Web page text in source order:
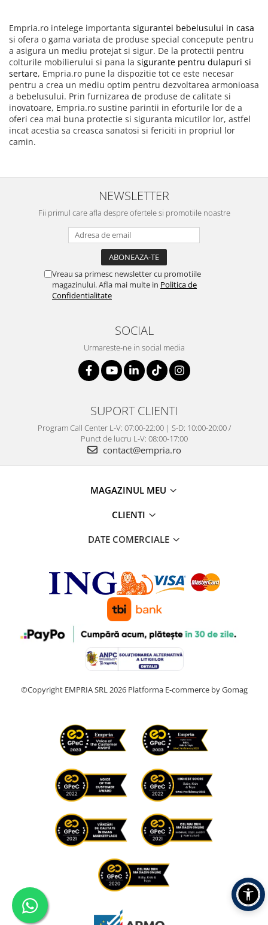
Empria.ro intelege importanta sigurantei bebelusului in casa
si ofera o gama variata de produse special concepute pentru
a asigura un mediu protejat si sigur. De la protectii pentru
colturile mobilierului si pana la sigurante pentru dulapuri si
sertare, Empria.ro pune la dispozitie tot ce este necesar
pentru a crea un mediu optim pentru dezvoltarea armonioasa
a bebelusului. Prin furnizarea de produse de calitate si
inovatoare, Empria.ro sustine parintii in eforturile lor de a
oferi cea mai buna protectie si siguranta micutilor lor, astfel
incat acestia sa creasca sanatosi si fericiti in propriul lor
camin.
NEWSLETTER
Fii primul care afla despre ofertele si promotiile noastre
Vreau sa primesc newsletter cu promotiile
magazinului. Afla mai multe in Politica de
Confidentialitate
SOCIAL
Urmareste-ne in social media
SUPORT CLIENTI
Program Call Center L-V: 07:00-22:00 | S-D: 10:00-20:00 /
Punct de lucru L-V: 08:00-17:00
contact@empria.ro
MAGAZINUL MEU
CLIENTI
DATE COMERCIALE
©Copyright EMPRIA SRL 2026 Platforma E-commerce by Gomag